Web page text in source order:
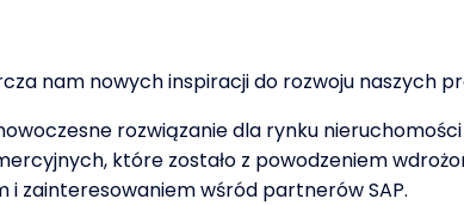
nam nowych inspiracji do rozwoju naszych
rozwiązanie dla rynku
które zostało z powodzeniem
i zainteresowaniem wśród partnerów SAP.